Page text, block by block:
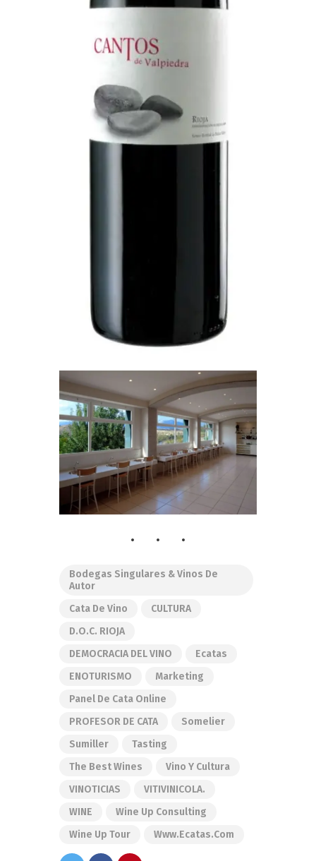
Bodegas Singulares & Vinos De
Autor
Cata De Vino
CULTURA
D.O.C. RIOJA
DEMOCRACIA DEL VINO
Ecatas
ENOTURISMO
Marketing
Panel De Cata Online
PROFESOR DE CATA
Somelier
Sumiller
Tasting
The Best Wines
Vino Y Cultura
VINOTICIAS
VITIVINICOLA.
WINE
Wine Up Consulting
Wine Up Tour
Www.ecatas.com